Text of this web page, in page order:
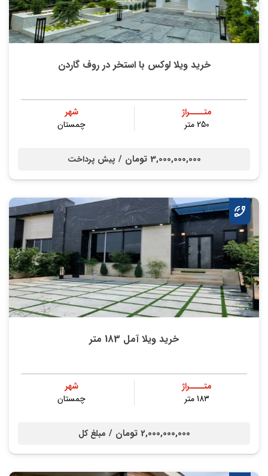
خرید ویلا لوکس با استخر در روف گاردن
متــــراژ
250 متر
شهر
چمستان
3,000,000,000 تومان / پیش پرداخت
خرید ویلا آمل 183 متر
متــــراژ
183 متر
شهر
چمستان
2,000,000,000 تومان / مبلغ کل